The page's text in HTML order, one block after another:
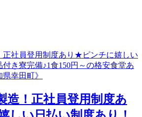
造！正社員登用制度あ